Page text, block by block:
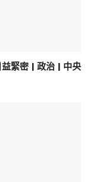
緊密 | 政治 | 中央